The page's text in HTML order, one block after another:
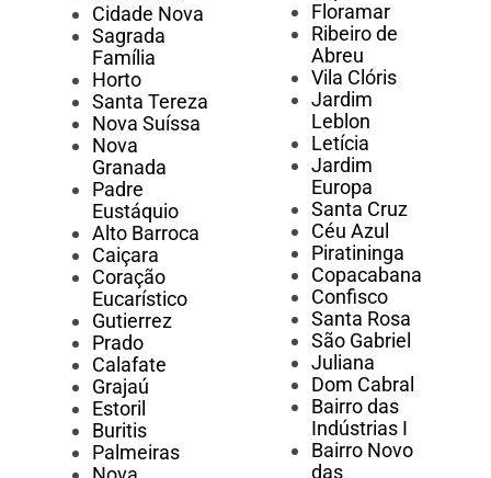
Cidade Nova
Sagrada
Família
Horto
Santa Tereza
Nova Suíssa
Nova
Granada
Padre
Eustáquio
Alto Barroca
Caiçara
Coração
Eucarístico
Gutierrez
Prado
Calafate
Grajaú
Estoril
Buritis
Palmeiras
Floramar
Ribeiro de
Abreu
Vila Clóris
Jardim
Leblon
Letícia
Jardim
Europa
Santa Cruz
Céu Azul
Piratininga
Copacabana
Confisco
Santa Rosa
São Gabriel
Juliana
Dom Cabral
Bairro das
Indústrias I
Bairro Novo
das